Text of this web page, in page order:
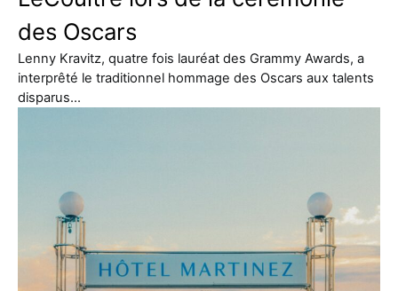
des Oscars
Lenny Kravitz, quatre fois lauréat des Grammy Awards, a
interprêté le traditionnel hommage des Oscars aux talents
disparus…